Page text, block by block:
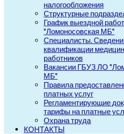
налогообложения
Структурные
График выездной
"Ломоносовская МБ"
Специалисты.
квалификации
работников
Вакансии ГБУЗ ЛО
МБ"
Правила
платных услуг
Регламентирующие
тарифы на платные
Охрана труда
КОНТАКТЫ